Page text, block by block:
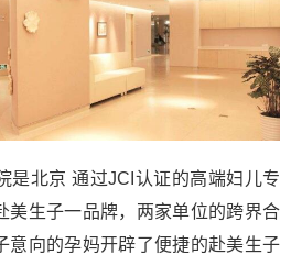
北京 通过JCI认证的高端妇儿专
美生子一品牌，两家单位的跨界合
意向的孕妈开辟了便捷的赴美生子